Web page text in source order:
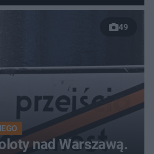
49
nad Warszawą.